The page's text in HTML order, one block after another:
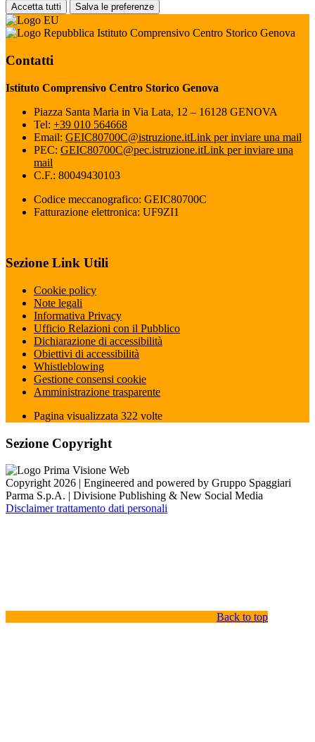
Accetta tutti Salva le preferenze
Istituto Comprensivo Centro Storico Genova
Contatti
Istituto Comprensivo Centro Storico Genova
Piazza Santa Maria in Via Lata, 12 – 16128 GENOVA
Tel: +39 010 564668
Email: GEIC80700C@istruzione.itLink per inviare una mail
PEC: GEIC80700C@pec.istruzione.itLink per inviare una
mail
C.F.: 80049430103
Codice meccanografico: GEIC80700C
Fatturazione elettronica: UF9ZI1
Sezione Link Utili
Cookie policy
Note legali
Informativa Privacy
Ufficio Relazioni con il Pubblico
Dichiarazione di accessibilità
Obiettivi di accessibilità
Whistleblowing
Gestione consensi cookie
Amministrazione trasparente
Pagina visualizzata 322 volte
Sezione Copyright
Copyright 2026 | Engineered and powered by Gruppo Spaggiari
Parma S.p.A. | Divisione Publishing & New Social Media
Disclaimer trattamento dati personali
Back to top